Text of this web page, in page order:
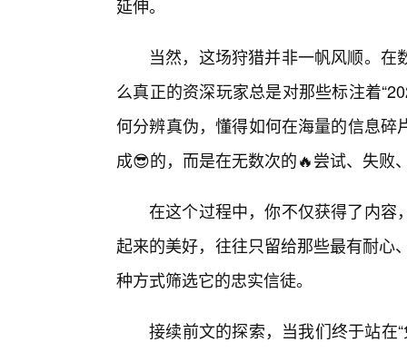
延伸。
当然，这场狩猎并非一帆风顺。
么真正的资深玩家总是对那些标注着
何分辨真伪，懂得如何在海量的信息
成😎的，而是在无数次的🔥尝试、失败
在这个过程中，你不仅获得了内容
起来的美好，往往只留给那些最有耐心
种方式筛选它的忠实信徒。
接续前文的探索，当我们终于站在